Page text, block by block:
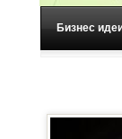
Бизнес